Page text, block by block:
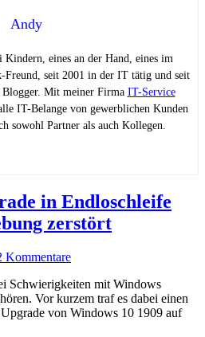
Andy
Kindern, eines an der Hand, eines im
Freund, seit 2001 in der IT tätig und seit
Blogger. Mit meiner Firma IT-Service
IT-Belange von gewerblichen Kunden
sowohl Partner als auch Kollegen.
in Endloschleife
zerstört
Kommentare
Schwierigkeiten mit Windows
Vor kurzem traf es dabei einen
von Windows 10 1909 auf